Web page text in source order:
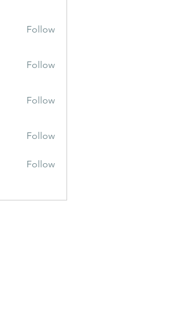
Follow
Follow
Follow
Follow
Follow